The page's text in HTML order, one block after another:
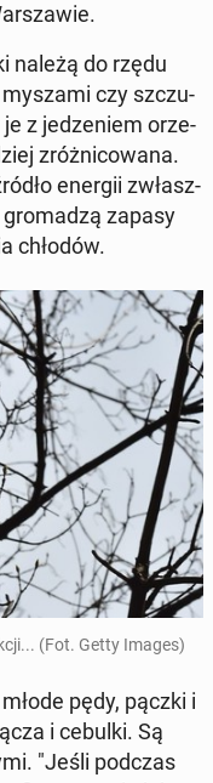
należą do rzędu
czy szczu­
je z je­dze­niem orze­
zróż­ni­co­wa­na.
energii zwłasz­
zapasy
chłodów.
(Fot. Getty Images)
pędy, pączki i
i cebulki. Są
"Jeśli podczas